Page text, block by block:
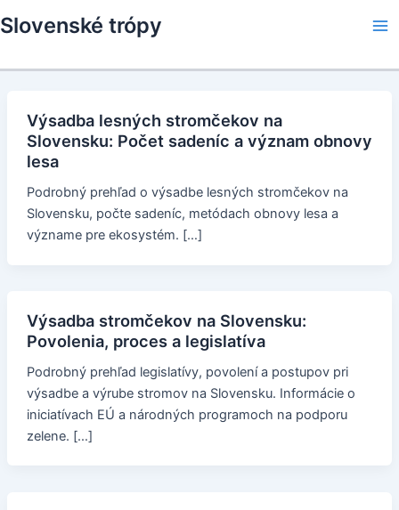
to
Slovenské trópy
Výsadba lesných stromčekov na
Slovensku: Počet sadeníc a význam obnovy
lesa
Podrobný prehľad o výsadbe lesných stromčekov na
Slovensku, počte sadeníc, metódach obnovy lesa a
význame pre ekosystém. […]
Výsadba stromčekov na Slovensku:
Povolenia, proces a legislatíva
Podrobný prehľad legislatívy, povolení a postupov pri
výsadbe a výrube stromov na Slovensku. Informácie o
iniciatívach EÚ a národných programoch na podporu
zelene. […]